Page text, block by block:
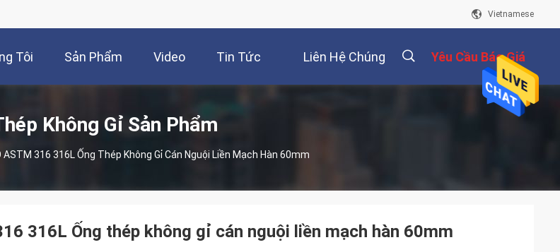
Vietnamese
Tôi Sản Phẩm Video Tin Tức Liên Hệ Chúng Yêu Cầu Báo Giá
Không Gỉ Sản Phẩm
ASTM 316 316L Ống Thép Không Gỉ Cán Nguội Liền Mạch Hàn 60mm
316L Ống thép không gỉ cán nguội liền mạch hàn 60mm